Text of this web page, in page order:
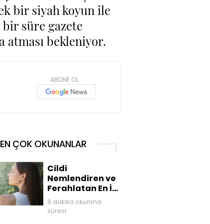
bir siyah koyun ile
süre gazete
bekleniyor.
ABONE OL
EN ÇOK OKUNANLAR
Cildi
Nemlendiren ve
Ferahlatan En İyi
Yüz Mistleri
8 dakika okunma
süresi